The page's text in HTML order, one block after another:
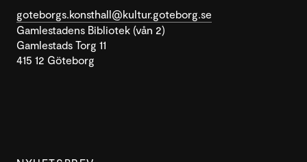
goteborgs.konsthall@kultur.goteborg.se
Gamlestadens Bibliotek (vån 2)
Gamlestads Torg 11
415 12 Göteborg